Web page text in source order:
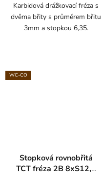
Karbidová drážkovací fréza s
dvěma břity s průměrem břitu
3mm a stopkou 6,35.
WC-CO
Stopková rovnobřitá
TCT fréza 2B 8xS12,7